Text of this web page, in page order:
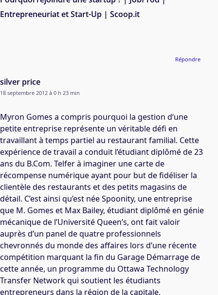
Entrepreneuriat et Start-Up | Scoop.it
silver price
18 septembre 2012 à 0 h 23 min
Myron Gomes a compris pourquoi la gestion d’une
petite entreprise représente un véritable défi en
travaillant à temps partiel au restaurant familial. Cette
expérience de travail a conduit l’étudiant diplômé de 23
ans du B.Com. Telfer à imaginer une carte de
récompense numérique ayant pour but de fidéliser la
clientèle des restaurants et des petits magasins de
détail. C’est ainsi qu’est née Spoonity, une entreprise
que M. Gomes et Max Bailey, étudiant diplômé en génie
mécanique de l’Université Queen’s, ont fait valoir
auprès d’un panel de quatre professionnels
chevronnés du monde des affaires lors d’une récente
compétition marquant la fin du Garage Démarrage de
cette année, un programme du Ottawa Technology
Transfer Network qui soutient les étudiants
entrepreneurs dans la région de la capitale.
Répondre